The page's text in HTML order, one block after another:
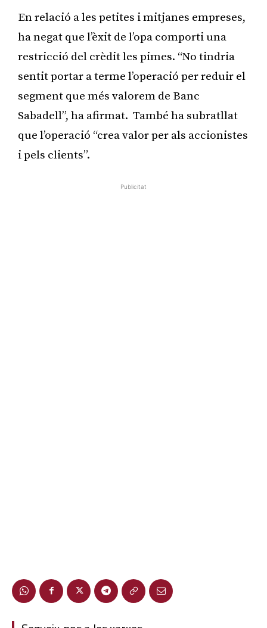
En relació a les petites i mitjanes empreses,
ha negat que l’èxit de l’opa comporti una
restricció del crèdit les pimes. “No tindria
sentit portar a terme l’operació per reduir el
segment que més valorem de Banc
Sabadell”, ha afirmat. També ha subratllat
que l’operació “crea valor per als accionistes
i pels clients”.
Publicitat